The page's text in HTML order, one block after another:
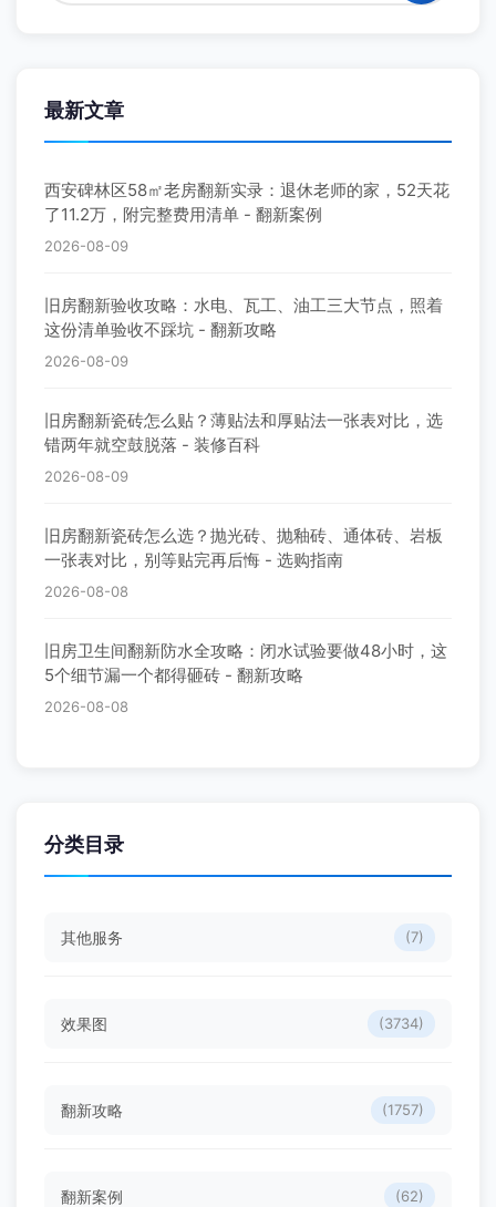
最新文章
西安碑林区58㎡老房翻新实录：退休老师的家，52天花
了11.2万，附完整费用清单 - 翻新案例
2026-08-09
旧房翻新验收攻略：水电、瓦工、油工三大节点，照着
这份清单验收不踩坑 - 翻新攻略
2026-08-09
旧房翻新瓷砖怎么贴？薄贴法和厚贴法一张表对比，选
错两年就空鼓脱落 - 装修百科
2026-08-09
旧房翻新瓷砖怎么选？抛光砖、抛釉砖、通体砖、岩板
一张表对比，别等贴完再后悔 - 选购指南
2026-08-08
旧房卫生间翻新防水全攻略：闭水试验要做48小时，这
5个细节漏一个都得砸砖 - 翻新攻略
2026-08-08
分类目录
其他服务 (7)
效果图 (3734)
翻新攻略 (1757)
翻新案例 (62)